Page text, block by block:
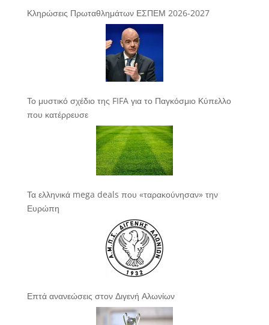
Κληρώσεις Πρωταθλημάτων ΕΣΠΕΜ 2026-2027
Το μυστικό σχέδιο της FIFA για το Παγκόσμιο Κύπελλο
που κατέρρευσε
Τα ελληνικά mega deals που «ταρακούνησαν» την
Ευρώπη
Επτά ανανεώσεις στον Διγενή Αλωνίων